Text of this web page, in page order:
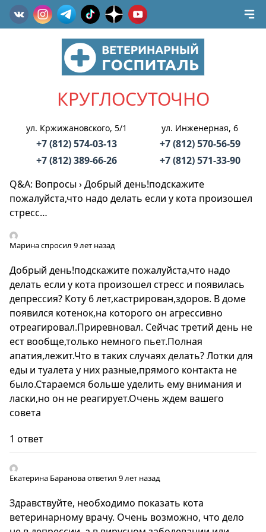
КРУГЛОСУТОЧНО
ул. Кржижановского, 5/1
+7 (812) 574-03-13
+7 (812) 389-66-26
ул. Инженерная, 6
+7 (812) 570-56-59
+7 (812) 571-33-90
Q&A: Вопросы›Добрый день!подскажите
пожалуйста,что надо делать если у кота произошел
стресс…
Маринаспросил 9 лет назад
Добрый день!подскажите пожалуйста,что надо
делать если у кота произошел стресс и появилась
депрессия? Коту 6 лет,кастрирован,здоров. В доме
появился котенок,на которого он агрессивно
отреагировал.Приревновал. Сейчас третий день не
ест вообще,только немного пьет.Полная
апатия,лежит.Что в таких случаях делать? Лотки для
еды и туалета у них разные,прямого контакта не
было.Стараемся больше уделить ему внимания и
ласки,но он не реагирует.Очень ждем вашего
совета
1 ответ
Екатерина Барановаответил 9 лет назад
Здравствуйте, необходимо показать кота
ветеринарному врачу. Очень возможно, что дело